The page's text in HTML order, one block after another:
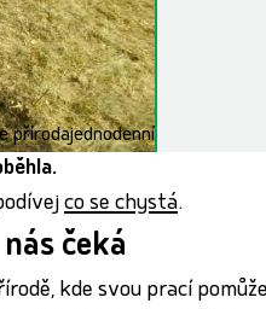
přírodajednodenní
co se chystá.
čeká
kde svou prací